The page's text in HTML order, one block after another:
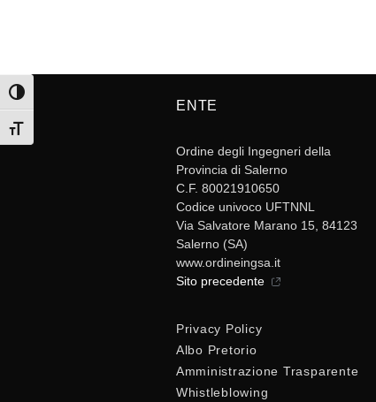
Attiva/disattiva alto contrasto
Attiva/disattiva dimensione testo
ENTE
Ordine degli Ingegneri della
Provincia di Salerno
C.F. 80021910650
Codice univoco UFTNNL
Via Salvatore Marano 15, 84123
Salerno (SA)
www.ordineingsa.it
Sito precedente
Privacy Policy
Albo Pretorio
Amministrazione Trasparente
Whistleblowing